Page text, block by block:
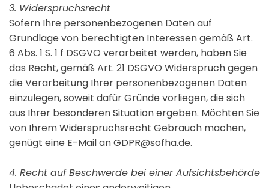
3. Widerspruchsrecht
Sofern Ihre personenbezogenen Daten auf
Grundlage von berechtigten Interessen gemäß Art.
6 Abs. 1 S. 1 f DSGVO verarbeitet werden, haben Sie
das Recht, gemäß Art. 21 DSGVO Widerspruch gegen
die Verarbeitung Ihrer personenbezogenen Daten
einzulegen, soweit dafür Gründe vorliegen, die sich
aus Ihrer besonderen Situation ergeben. Möchten Sie
von Ihrem Widerspruchsrecht Gebrauch machen,
genügt eine E-Mail an GDPR@sofha.de.
4. Recht auf Beschwerde bei einer Aufsichtsbehörde